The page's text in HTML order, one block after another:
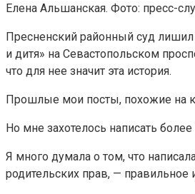
Елена Альшанская. Фото: пресс-
Пресненский районный суд лишил
и дитя» на Севастопольском
что для нее значит эта история.
Прошлые мои посты, похожие на
Но мне захотелось написать
Я много думала о том, что
родительских прав, —